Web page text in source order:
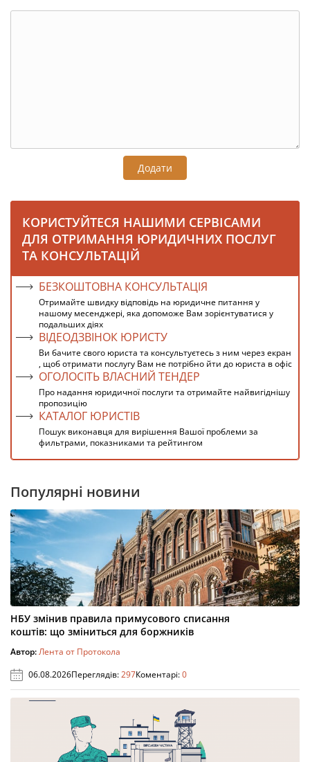
Додати
КОРИСТУЙТЕСЯ НАШИМИ СЕРВІСАМИ
ДЛЯ ОТРИМАННЯ ЮРИДИЧНИХ ПОСЛУГ
ТА КОНСУЛЬТАЦІЙ
БЕЗКОШТОВНА КОНСУЛЬТАЦІЯ
Отримайте швидку відповідь на юридичне питання у
нашому месенджері, яка допоможе Вам зорієнтуватися у
подальших діях
ВІДЕОДЗВІНОК ЮРИСТУ
Ви бачите свого юриста та консультуєтесь з ним через екран
, щоб отримати послугу Вам не потрібно йти до юриста в офіс
ОГОЛОСІТЬ ВЛАСНИЙ ТЕНДЕР
Про надання юридичної послуги та отримайте найвигіднішу
пропозицію
КАТАЛОГ ЮРИСТІВ
Пошук виконавця для вирішення Вашої проблеми за
фильтрами, показниками та рейтингом
Популярні новини
НБУ змінив правила примусового списання
коштів: що зміниться для боржників
Автор:Лента от Протокола
06.08.2026Переглядів:297Коментарі:0